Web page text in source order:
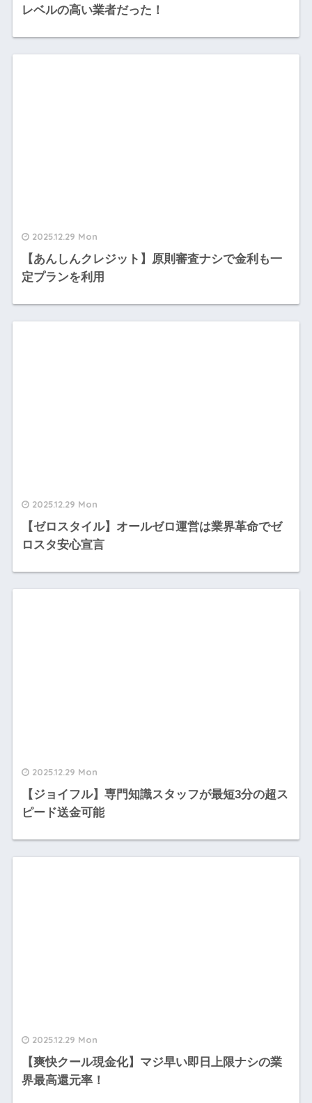
レベルの高い業者だった！
2025.12.29 Mon
【あんしんクレジット】原則審査ナシで金利も一
定プランを利用
2025.12.29 Mon
【ゼロスタイル】オールゼロ運営は業界革命でゼ
ロスタ安心宣言
2025.12.29 Mon
【ジョイフル】専門知識スタッフが最短3分の超ス
ピード送金可能
2025.12.29 Mon
【爽快クール現金化】マジ早い即日上限ナシの業
界最高還元率！